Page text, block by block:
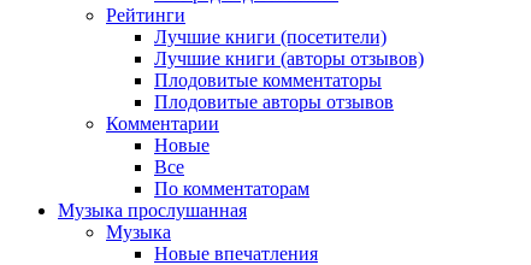
Рейтинги
Лучшие книги (посетители)
Лучшие книги (авторы отзывов)
Плодовитые комментаторы
Плодовитые авторы отзывов
Комментарии
Новые
Все
По комментаторам
Музыка прослушанная
Музыка
Новые впечатления